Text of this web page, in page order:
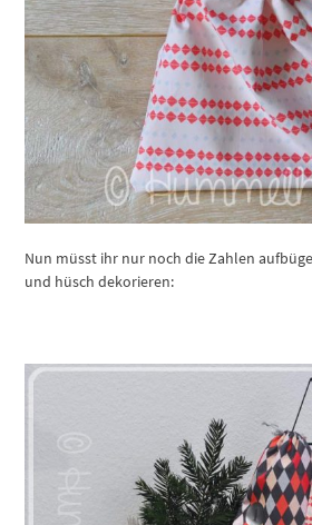
Nun müsst ihr nur noch die Zahlen
und hüsch dekorieren: